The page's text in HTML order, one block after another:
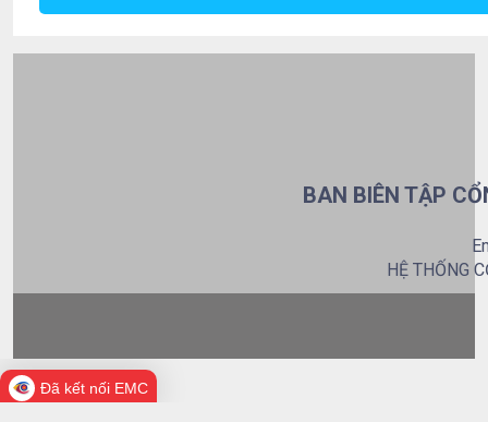
BAN BIÊN TẬP
HỆ THỐNG
Đã kết nối EMC